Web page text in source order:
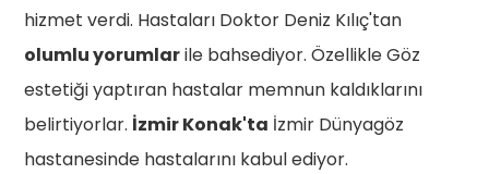
hizmet verdi. Hastaları Doktor Deniz Kılıç'tan
olumlu yorumlarile bahsediyor. Özellikle Göz
estetiği yaptıran hastalar memnun kaldıklarını
belirtiyorlar. İzmir Konak'ta İzmir Dünyagöz
hastanesinde hastalarını kabul ediyor.